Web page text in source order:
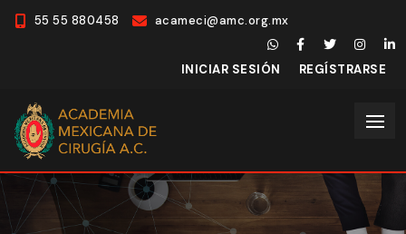
55 55 880458 acameci@amc.org.mx
INICIAR SESIÓN REGÍSTRARSE